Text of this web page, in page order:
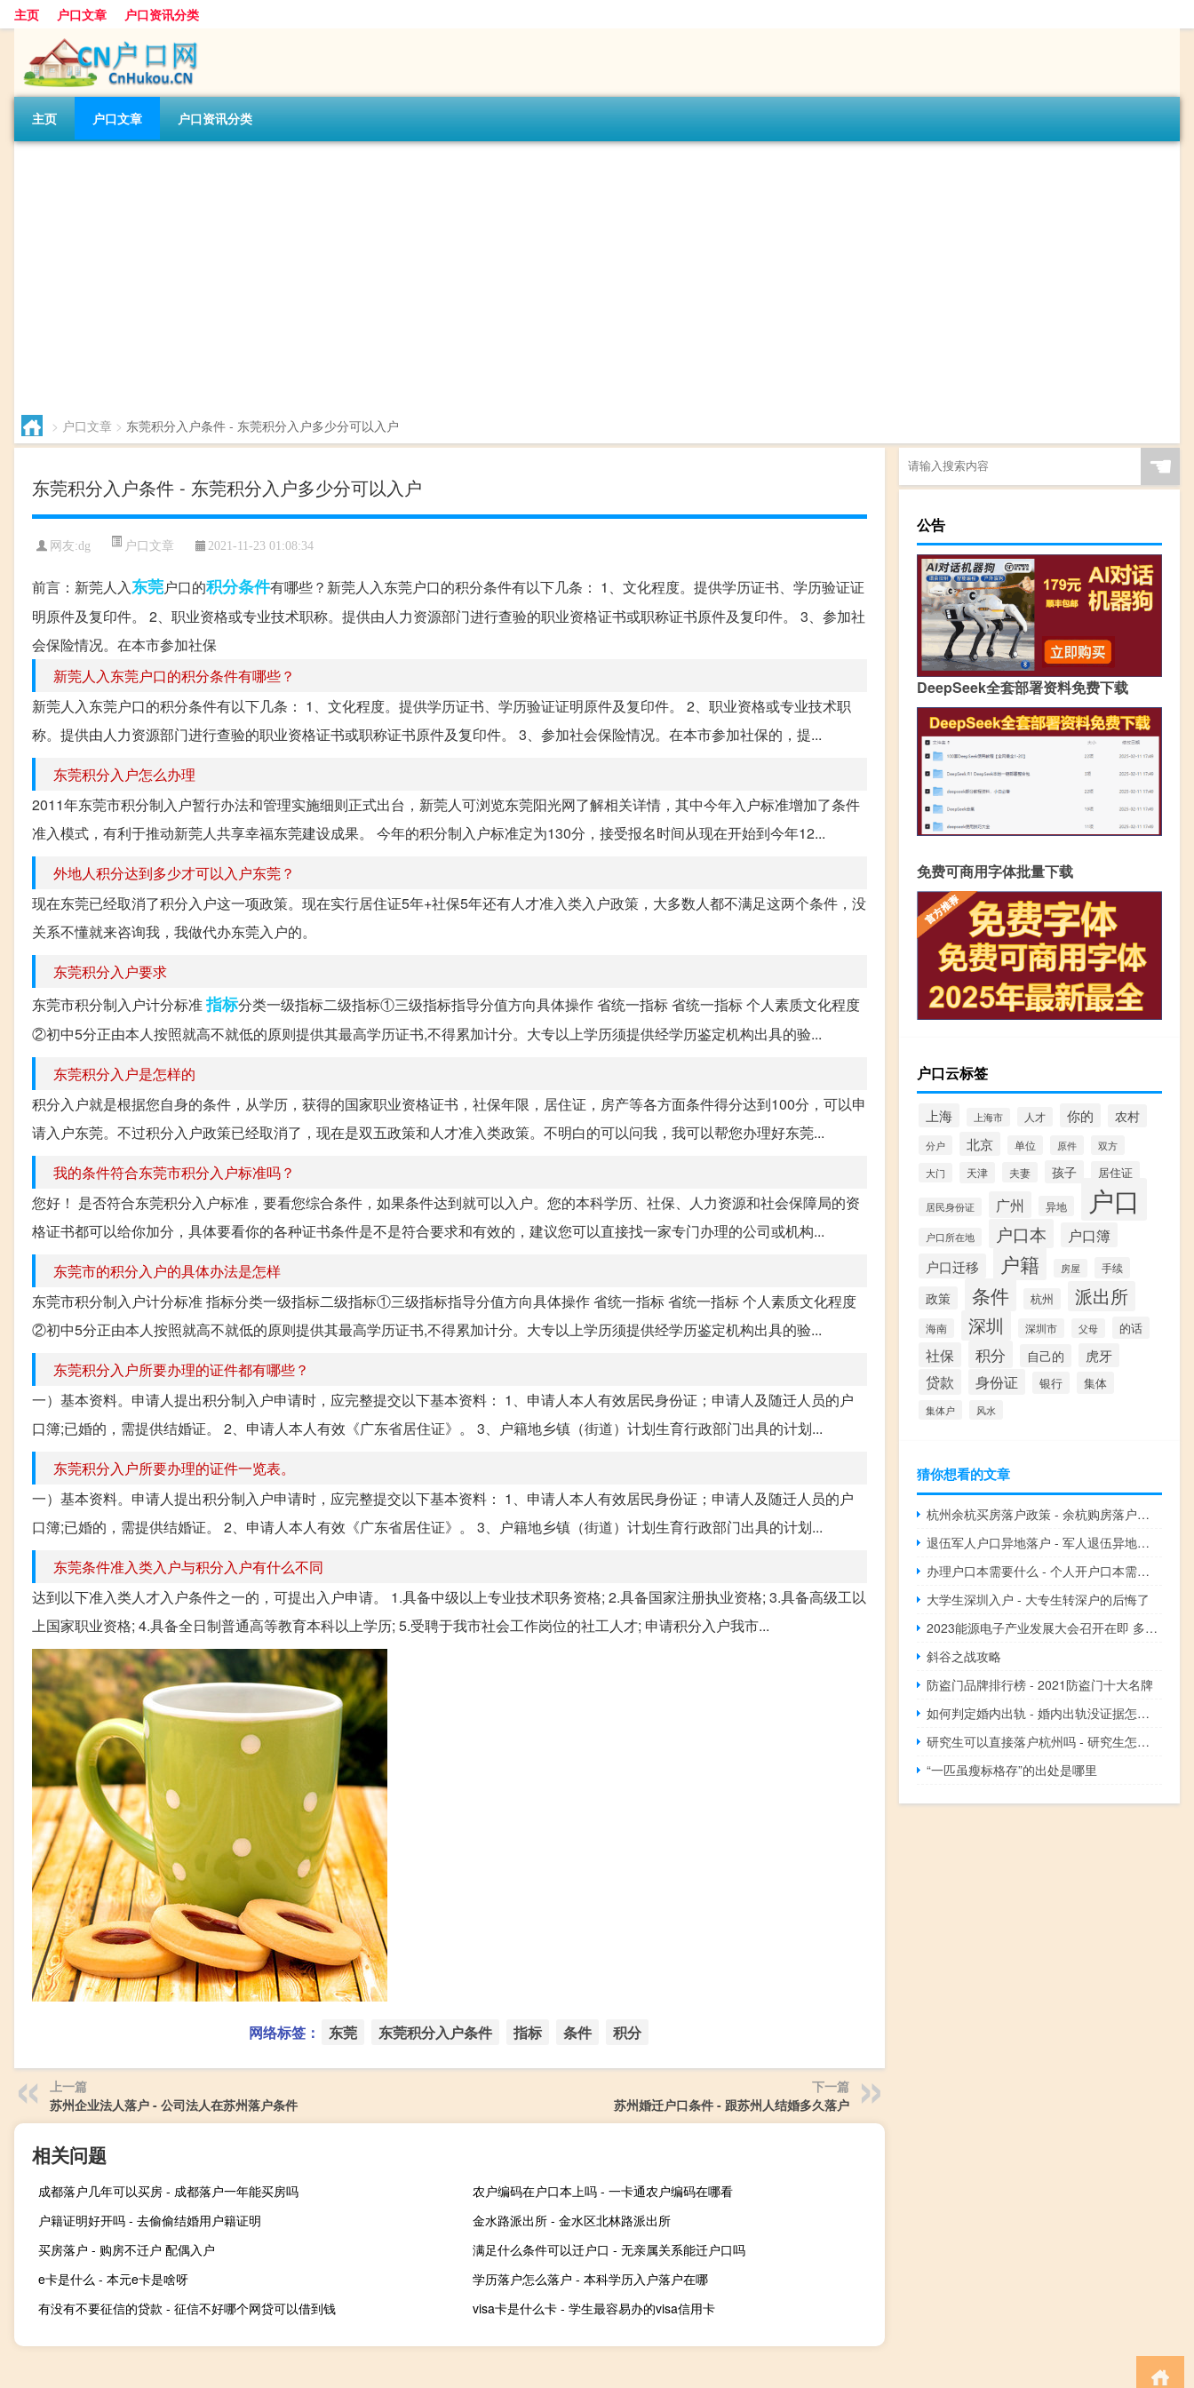
主页 户口文章 户口资讯分类
主页 户口文章 户口资讯分类
> 户口文章 > 东莞积分入户条件 - 东莞积分入户多少分可以入户
东莞积分入户条件 - 东莞积分入户多少分可以入户
网友:dg 户口文章 2021-11-23 01:08:34
前言：新莞人入东莞户口的积分条件有哪些？新莞人入东莞户口的积分条件有以下几条： 1、文化程度。提供学历证书、学历验证证
明原件及复印件。 2、职业资格或专业技术职称。提供由人力资源部门进行查验的职业资格证书或职称证书原件及复印件。 3、参加社
会保险情况。在本市参加社保
新莞人入东莞户口的积分条件有哪些？
新莞人入东莞户口的积分条件有以下几条： 1、文化程度。提供学历证书、学历验证证明原件及复印件。 2、职业资格或专业技术职
称。提供由人力资源部门进行查验的职业资格证书或职称证书原件及复印件。 3、参加社会保险情况。在本市参加社保的，提...
东莞积分入户怎么办理
2011年东莞市积分制入户暂行办法和管理实施细则正式出台，新莞人可浏览东莞阳光网了解相关详情，其中今年入户标准增加了条件
准入模式，有利于推动新莞人共享幸福东莞建设成果。 今年的积分制入户标准定为130分，接受报名时间从现在开始到今年12...
外地人积分达到多少才可以入户东莞？
现在东莞已经取消了积分入户这一项政策。现在实行居住证5年+社保5年还有人才准入类入户政策，大多数人都不满足这两个条件，没
关系不懂就来咨询我，我做代办东莞入户的。
东莞积分入户要求
东莞市积分制入户计分标准指标分类一级指标二级指标①三级指标指导分值方向具体操作 省统一指标 省统一指标 个人素质文化程度
②初中5分正由本人按照就高不就低的原则提供其最高学历证书,不得累加计分。大专以上学历须提供经学历鉴定机构出具的验...
东莞积分入户是怎样的
积分入户就是根据您自身的条件，从学历，获得的国家职业资格证书，社保年限，居住证，房产等各方面条件得分达到100分，可以申
请入户东莞。不过积分入户政策已经取消了，现在是双五政策和人才准入类政策。不明白的可以问我，我可以帮您办理好东莞...
我的条件符合东莞市积分入户标准吗？
您好！ 是否符合东莞积分入户标准，要看您综合条件，如果条件达到就可以入户。您的本科学历、社保、人力资源和社会保障局的资
格证书都可以给你加分，具体要看你的各种证书条件是不是符合要求和有效的，建议您可以直接找一家专门办理的公司或机构...
东莞市的积分入户的具体办法是怎样
东莞市积分制入户计分标准 指标分类一级指标二级指标①三级指标指导分值方向具体操作 省统一指标 省统一指标 个人素质文化程度
②初中5分正由本人按照就高不就低的原则提供其最高学历证书,不得累加计分。大专以上学历须提供经学历鉴定机构出具的验...
东莞积分入户所要办理的证件都有哪些？
一）基本资料。申请人提出积分制入户申请时，应完整提交以下基本资料： 1、申请人本人有效居民身份证；申请人及随迁人员的户
口簿;已婚的，需提供结婚证。 2、申请人本人有效《广东省居住证》。 3、户籍地乡镇（街道）计划生育行政部门出具的计划...
东莞积分入户所要办理的证件一览表。
一）基本资料。申请人提出积分制入户申请时，应完整提交以下基本资料： 1、申请人本人有效居民身份证；申请人及随迁人员的户
口簿;已婚的，需提供结婚证。 2、申请人本人有效《广东省居住证》。 3、户籍地乡镇（街道）计划生育行政部门出具的计划...
东莞条件准入类入户与积分入户有什么不同
达到以下准入类人才入户条件之一的，可提出入户申请。 1.具备中级以上专业技术职务资格; 2.具备国家注册执业资格; 3.具备高级工以
上国家职业资格; 4.具备全日制普通高等教育本科以上学历; 5.受聘于我市社会工作岗位的社工人才; 申请积分入户我市...
网络标签： 东莞 东莞积分入户条件 指标 条件 积分
上一篇
苏州企业法人落户 - 公司法人在苏州落户条件
下一篇
苏州婚迁户口条件 - 跟苏州人结婚多久落户
相关问题
成都落户几年可以买房 - 成都落户一年能买房吗
农户编码在户口本上吗 - 一卡通农户编码在哪看
户籍证明好开吗 - 去偷偷结婚用户籍证明
金水路派出所 - 金水区北林路派出所
买房落户 - 购房不迁户 配偶入户
满足什么条件可以迁户口 - 无亲属关系能迁户口吗
e卡是什么 - 本元e卡是啥呀
学历落户怎么落户 - 本科学历入户落户在哪
有没有不要征信的贷款 - 征信不好哪个网贷可以借到钱
visa卡是什么卡 - 学生最容易办的visa信用卡
☚
公告
DeepSeek全套部署资料免费下载
免费可商用字体批量下载
户口云标签
上海 上海市 人才 你的 农村
分户 北京 单位 原件
双方
大门
天津 夫妻 孩子 居住证
居民身份证 广州 异地 户口
户口所在地 户口本
户口簿
户口迁移
户籍 房屋 手续
政策 条件 杭州 派出所
海南 深圳 深圳市 父母 的话
社保 积分 自己的 虎牙
贷款 身份证 银行 集体
集体户 风水
猜你想看的文章
杭州余杭买房落户政策 - 余杭购房落户办理指南
退伍军人户口异地落户 - 军人退伍异地落户政策
办理户口本需要什么 - 个人开户口本需要什么
大学生深圳入户 - 大专生转深户的后悔了
2023能源电子产业发展大会召开在即 多家龙头企业将参展
斜谷之战攻略
防盗门品牌排行榜 - 2021防盗门十大名牌
如何判定婚内出轨 - 婚内出轨没证据怎么判
研究生可以直接落户杭州吗 - 研究生怎么落户杭州
“一匹虽瘦标格存”的出处是哪里